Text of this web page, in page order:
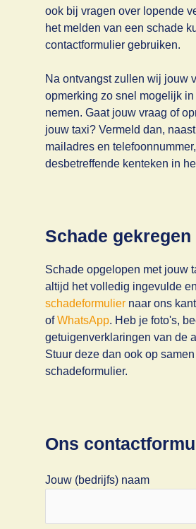
ook bij vragen over lopende
het melden van een schade
contactformulier gebruiken.
Na ontvangst zullen wij jouw
opmerking zo snel mogelijk
nemen. Gaat jouw vraag of
jouw taxi? Vermeld dan,
mailadres en
desbetreffende kenteken in
Schade gekregen
Schade opgelopen met jouw
altijd het volledig ingevulde
schadeformuliernaar ons
ofWhatsApp. Heb je foto's,
getuigenverklaringen van de
Stuur deze dan ook op
schadeformulier.
Ons
Jouw (bedrijfs) naam